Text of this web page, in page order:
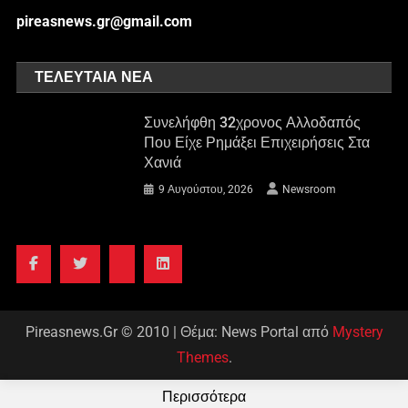
pireasnews.gr@gmail.com
ΤΕΛΕΥΤΑΊΑ ΝΈΑ
Συνελήφθη 32χρονος Αλλοδαπός
Που Είχε Ρημάξει Επιχειρήσεις Στα
Χανιά
9 Αυγούστου, 2026 Newsroom
Pireasnews.Gr © 2010 | Θέμα: News Portal από Mystery
Themes.
Περισσότερα